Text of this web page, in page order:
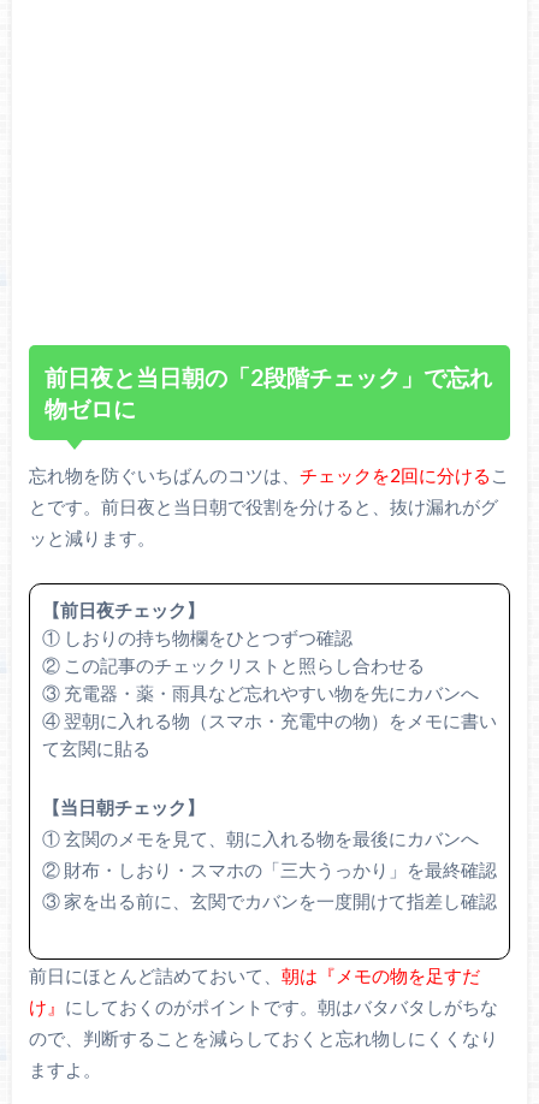
前日夜と当日朝の「2段階チェック」で忘れ
物ゼロに
忘れ物を防ぐいちばんのコツは、 チェックを2回に分ける こ
とです。前日夜と当日朝で役割を分けると、抜け漏れがグ
ッと減ります。
【前日夜チェック】
① しおりの持ち物欄をひとつずつ確認
② この記事のチェックリストと照らし合わせる
③ 充電器・薬・雨具など忘れやすい物を先にカバンへ
④ 翌朝に入れる物（スマホ・充電中の物）をメモに書い
て玄関に貼る
【当日朝チェック】
① 玄関のメモを見て、朝に入れる物を最後にカバンへ
② 財布・しおり・スマホの「三大うっかり」を最終確認
③ 家を出る前に、玄関でカバンを一度開けて指差し確認
前日にほとんど詰めておいて、 朝は『メモの物を足すだ
け』 にしておくのがポイントです。朝はバタバタしがちな
ので、判断することを減らしておくと忘れ物しにくくなり
ますよ。